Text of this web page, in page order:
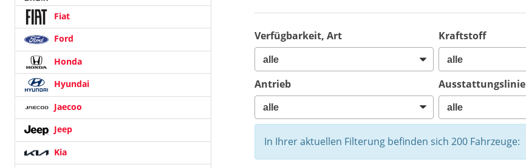
Verfügbarkeit, Art Kraftstoff
Antrieb Ausstattungslinie
In Ihrer aktuellen Filterung befinden sich200 Fahrzeuge:
Fiat
Ford
Honda
Hyundai
Jaecoo
Jeep
Kia